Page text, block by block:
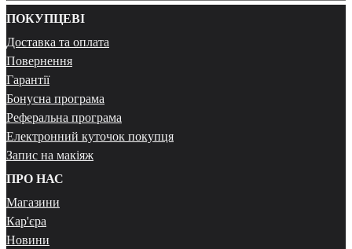
ПОКУПЦЕВІ
Доставка та оплата
Повернення
Гарантії
Бонусна програма
Реферальна програма
Електронний куточок покупця
Запис на макіяж
ПРО НАС
Магазини
Кар'єра
Новини